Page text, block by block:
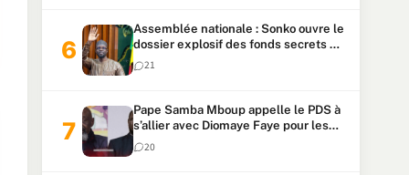
Assemblée nationale : Sonko ouvre le
dossier explosif des fonds secrets et
du patrimoine présidentiel
21
Pape Samba Mboup appelle le PDS à
s’allier avec Diomaye Faye pour les
locales et tacle Sonko
20